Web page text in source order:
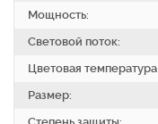
Мощность:
Световой поток:
Цветовая температура
Размер: